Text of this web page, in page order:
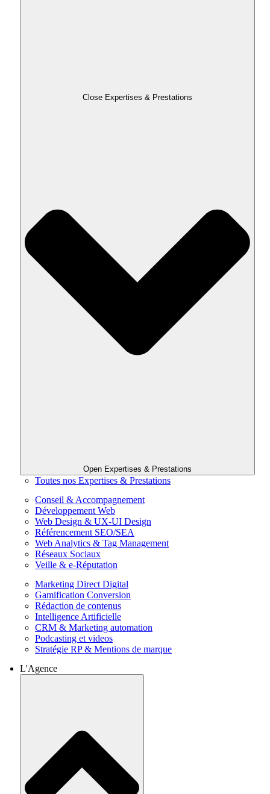
Close Expertises & Prestations
Open Expertises & Prestations
Toutes nos Expertises & Prestations
Conseil & Accompagnement
Développement Web
Web Design & UX-UI Design
Référencement SEO/SEA
Web Analytics & Tag Management
Réseaux Sociaux
Veille & e-Réputation
Marketing Direct Digital
Gamification Conversion
Rédaction de contenus
Intelligence Artificielle
CRM & Marketing automation
Podcasting et videos
Stratégie RP & Mentions de marque
L'Agence